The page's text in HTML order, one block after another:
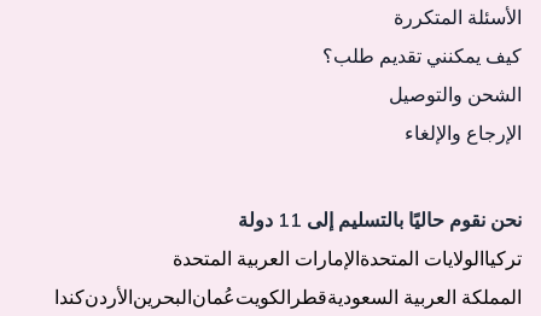
الأسئلة المتكررة
كيف يمكنني تقديم طلب؟
الشحن والتوصيل
الإرجاع والإلغاء
نحن نقوم حاليًا بالتسليم إلى 11 دولة
تركياالولايات المتحدةالإمارات العربية المتحدة
المملكة العربية السعوديةقطر الكويتعُمانالبحرينالأردنكندا